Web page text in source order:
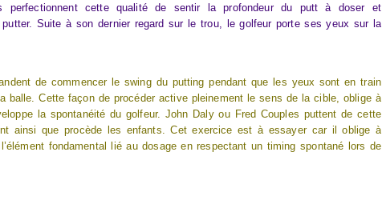
perfectionnent cette qualité de sentir la profondeur du putt à doser et
putter. Suite à son dernier regard sur le trou, le golfeur porte ses yeux sur la
de commencer le swing du putting pendant que les yeux sont en train
balle. Cette façon de procéder active pleinement le sens de la cible, oblige à
la spontanéité du golfeur. John Daly ou Fred Couples puttent de cette
ainsi que procède les enfants. Cet exercice est à essayer car il oblige à
fondamental lié au dosage en respectant un timing spontané lors de